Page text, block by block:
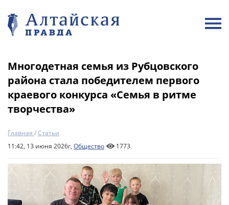
Многодетная семья из Рубцовского
района стала победителем первого
краевого конкурса «Семья в ритме
творчества»
Главная /Статьи
11:42, 13 июня 2026г, Общество 1773